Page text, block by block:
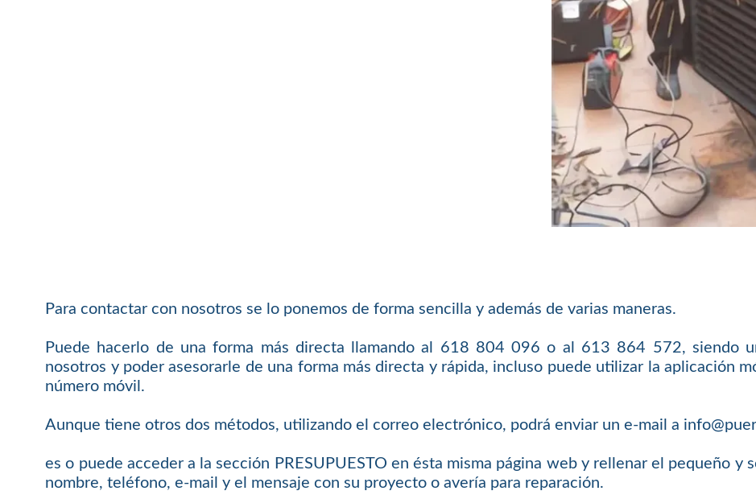
Para contactar con nosotros se lo ponemos de forma sencilla y además de varias maneras.
Puede hacerlo de una forma más directa llamando al 618 804 096 o al 613 864 572, siendo
nosotros y poder asesorarle de una forma más directa y rápida, incluso puede utilizar la aplicación
número móvil.
Aunque tiene otros dos métodos, utilizando el correo electrónico, podrá enviar un e-mail a
es o puede acceder a la sección PRESUPUESTO en ésta misma página web y rellenar el pequeño y
nombre, teléfono, e-mail y el mensaje con su proyecto o avería para reparación.